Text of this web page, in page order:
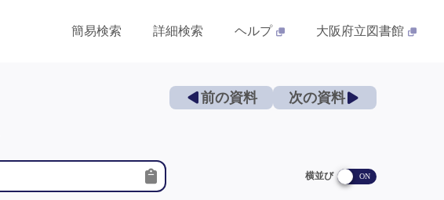
簡易検索 詳細検索 ヘルプ 大阪府立図書館
前の資料 次の資料
横並び